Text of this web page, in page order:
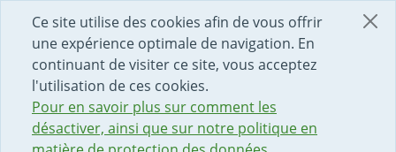
Ce site utilise des cookies afin de vous offrir
une expérience optimale de navigation. En
continuant de visiter ce site, vous acceptez
l'utilisation de ces cookies.
Pour en savoir plus sur comment les
désactiver, ainsi que sur notre politique en
DÉBUT DU CONTENU DE LA PAGE
ACCÈS AU CHAMP DE RECHERCHE
PAGE D'ACCUEIL
FORMULAIRE DE CONTACT